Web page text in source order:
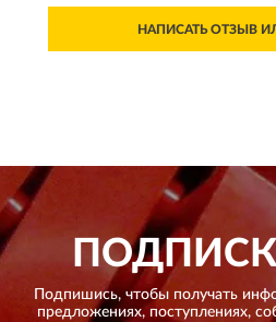
НАПИСАТЬ ОТЗЫВ
Подпишись, чтобы получать
предложениях, поступлениях,